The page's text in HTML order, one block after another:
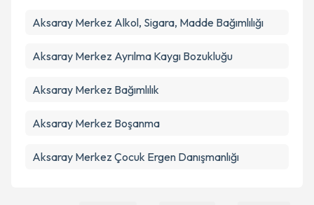
Aksaray Merkez Alkol, Sigara, Madde Bağımlılığı
Aksaray Merkez Ayrılma Kaygı Bozukluğu
Aksaray Merkez Bağımlılık
Aksaray Merkez Boşanma
Aksaray Merkez Çocuk Ergen Danışmanlığı